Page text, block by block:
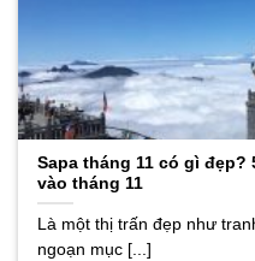
Sapa tháng 11 có gì
vào tháng 11
Là một thị trấn đẹp như
ngoạn mục [...]